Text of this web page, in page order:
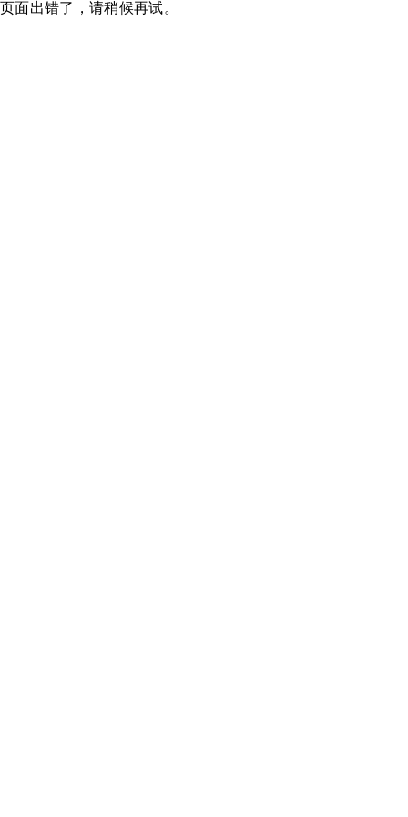
页面出错了，请稍候再试。